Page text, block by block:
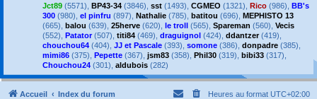
Jct89 (5571), BP43-34 (3846), sst (1493), CGMEO (1321), Rico (986), BB's
300 (980), el pinfru (897), Nathalie (785), batitou (696), MEPHISTO 13
(665), balou (639), 25herve (620), le troll (565), Spareman (560), Vecis
(552), Patator (507), titi84 (469), draguignol (424), ddantzer(419),
chouchou64 (404), JJ et Pascale (393), somone (386), donpadre (385),
mimi86 (375), Pepette (367), jsm83 (358), Phil30 (319), bibi33 (317),
Chouchou24 (301), aldubois (282)
Accueil Index du forum Heures au format UTC+02:00